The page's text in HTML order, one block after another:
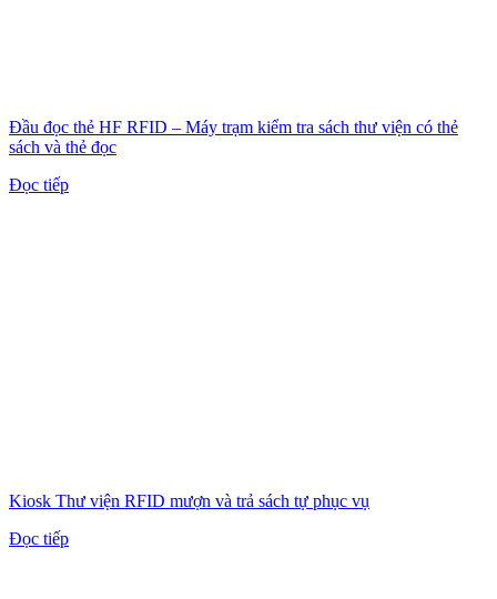
Đầu đọc thẻ HF RFID – Máy trạm kiểm tra sách thư viện có thẻ
sách và thẻ đọc
Đọc tiếp
Kiosk Thư viện RFID mượn và trả sách tự phục vụ
Đọc tiếp